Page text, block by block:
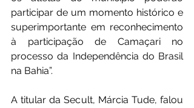
participar de um momento histórico e
superimportante em reconhecimento
à participação de Camaçari no
processo da Independência do Brasil
na Bahia”.
A titular da Secult, Márcia Tude, falou